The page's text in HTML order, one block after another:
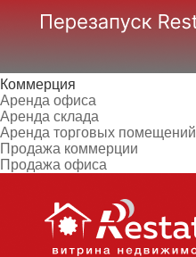
Коммерция
Аренда офиса
Аренда склада
Аренда торговых помещений
Продажа коммерции
Продажа офиса